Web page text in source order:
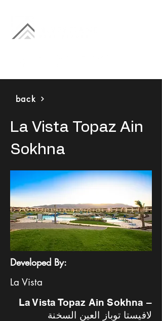
back
La Vista Topaz Ain
Sokhna
Developed By:
La Vista
La Vista Topaz Ain Sokhna –
لافيستا توباز العين السخنة